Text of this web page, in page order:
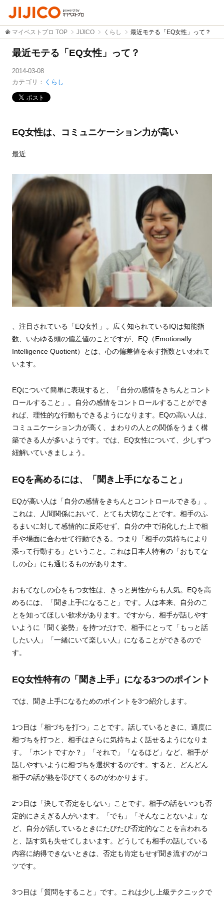
マイベストプロ TOP JIJICO くらし 最近モテる「EQ女性」って？
最近モテる「EQ女性」って？
2014-03-08
カテゴリ： くらし
EQ女性は、コミュニケーション力が高い
最近
、注目されている「EQ女性」。広く知られているIQは知能指
数、いわゆる頭の偏差値のことですが、EQ（Emotionally
Intelligence Quotient）とは、心の偏差値を表す指数といわれて
います。
EQについて簡単に表現すると、「自分の感情をきちんとコント
ロールすること」。自分の感情をコントロールすることができ
れば、理性的な行動もできるようになります。EQの高い人は、
コミュニケーション力が高く、まわりの人との関係をうまく構
築できる人が多いようです。では、EQ女性について、少しずつ
紐解いていきましょう。
EQを高めるには、「聞き上手になること」
EQが高い人は「自分の感情をきちんとコントロールできる」。
これは、人間関係において、とても大切なことです。相手のふ
るまいに対して感情的に反応せず、自分の中で消化した上で相
手や場面に合わせて行動できる。つまり「相手の気持ちにより
添って行動する」ということ。これは日本人特有の「おもてな
しの心」にも通じるものがあります。
おもてなしの心をもつ女性は、きっと男性からも人気。EQを高
めるには、「聞き上手になること」です。人は本来、自分のこ
とを知ってほしい欲求があります。ですから、相手が話しやす
いように「聞く姿勢」を持つだけで、相手にとって「もっと話
したい人」「一緒にいて楽しい人」になることができるので
す。
EQ女性特有の「聞き上手」になる3つのポイント
では、聞き上手になるためのポイントを3つ紹介します。
1つ目は「相づちを打つ」ことです。話しているときに、適度に
相づちを打つと、相手はさらに気持ちよく話せるようになりま
す。「ホントですか？」「それで」「なるほど」など、相手が
話しやすいように相づちを選択するのです。すると、どんどん
相手の話が熱を帯びてくるのがわかります。
2つ目は「決して否定をしない」ことです。相手の話をいつも否
定的にさえぎる人がいます。「でも」「そんなことないよ」な
ど、自分が話しているときにたびたび否定的なことを言われる
と、話す気も失せてしまいます。どうしても相手の話している
内容に納得できないときは、否定も肯定もせず聞き流すのがコ
ツです。
3つ目は「質問をすること」です。これは少し上級テクニックで